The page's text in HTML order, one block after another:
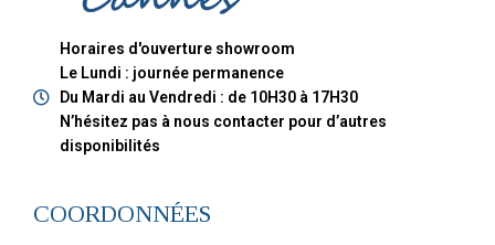
Horaires d'ouverture showroom
Le Lundi : journée permanence
Du Mardi au Vendredi : de 10H30 à 17H30
N’hésitez pas à nous contacter pour d’autres
disponibilités
COORDONNÉES